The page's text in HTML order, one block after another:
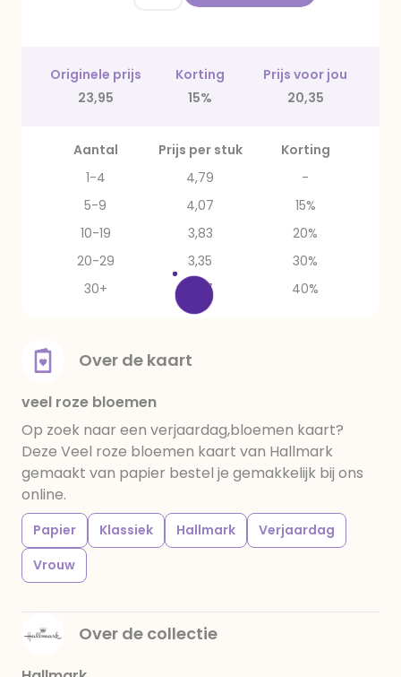
Originele prijs Korting
Prijs voor jou
23,95
15% 20,35
Aantal Prijs per stuk
Korting
1-4
4,79
-
5-9
4,07
15%
10-19
3,83
20%
20-29
3,35
30%
30+
2,87 40%
Over de kaart
veel roze bloemen
Op zoek naar een verjaardag,bloemen kaart?
Deze Veel roze bloemen kaart van Hallmark
gemaakt van papier bestel je gemakkelijk bij ons
online.
Papier Klassiek Hallmark
Verjaardag
Vrouw
Over de collectie